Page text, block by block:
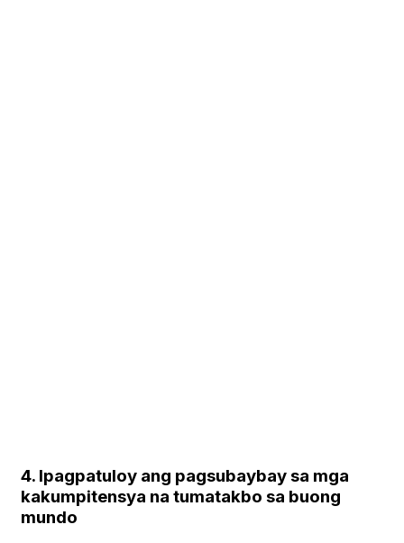
4. Ipagpatuloy ang pagsubaybay sa mga
kakumpitensya na tumatakbo sa buong
mundo